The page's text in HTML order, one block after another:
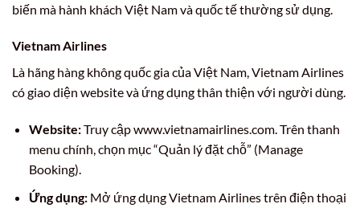
biến mà hành khách Việt Nam và quốc tế thường sử dụng.
Vietnam Airlines
Là hãng hàng không quốc gia của Việt Nam, Vietnam Airlines
có giao diện website và ứng dụng thân thiện với người dùng.
Website:Truy cập www.vietnamairlines.com. Trên thanh
menu chính, chọn mục “Quản lý đặt chỗ” (Manage
Booking).
Ứng dụng:Mở ứng dụng Vietnam Airlines trên điện thoại